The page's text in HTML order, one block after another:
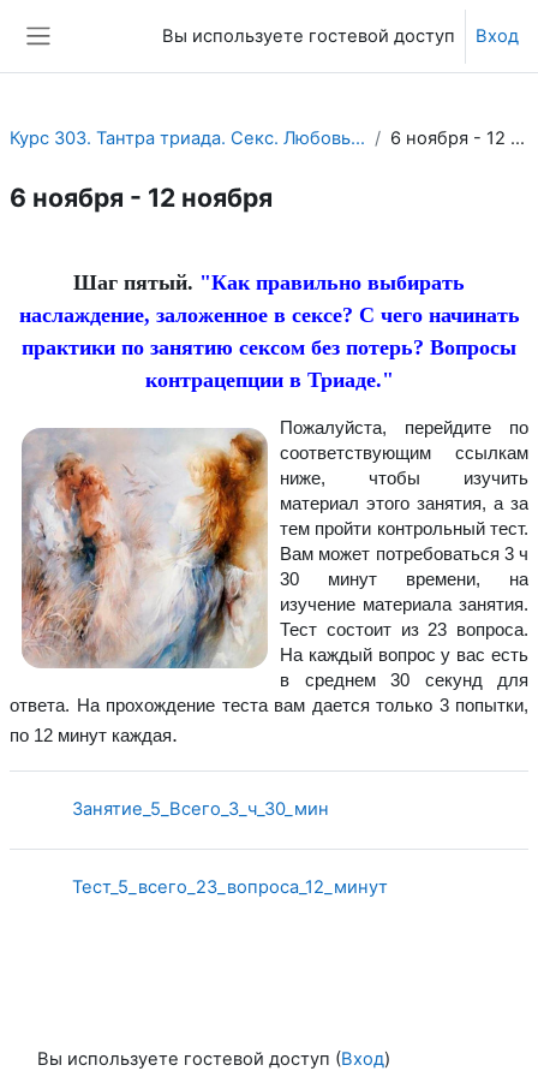
Вы используете гостевой доступ Вход
Курс 303. Тантра триада. Секс. Любовь. Духовность. 6 ноября - 12 ноября
6 ноября - 12 ноября
Шаг пятый. "Как правильно выбирать
наслаждение, заложенное в сексе? С чего начинать
практики по занятию сексом без потерь? Вопросы
контрацепции в Триаде."
Пожалуйста, перейдите по
соответствующим ссылкам
ниже, чтобы изучить
материал этого занятия, а за
тем пройти контрольный тест.
Вам может потребоваться 3 ч
30 минут времени, на
изучение материала занятия.
Тест состоит из 23 вопроса.
На каждый вопрос у вас есть
в среднем 30 секунд для
ответа. На прохождение теста вам дается только 3 попытки,
по 12 минут каждая.
Занятие_5_Всего_3_ч_30_мин
Тест_5_всего_23_вопроса_12_минут
Вы используете гостевой доступ (Вход)